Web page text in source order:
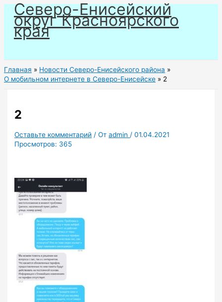
Перейти
содержимому
Северо-Енисейский
округ Красноярского
края
Главная
Новости Северо-Енисейского района
О мобильном интернете в Северо-Енисейске
2
2
Оставьте комментарий / Отadmin /01.04.2021
Просмотров: 365